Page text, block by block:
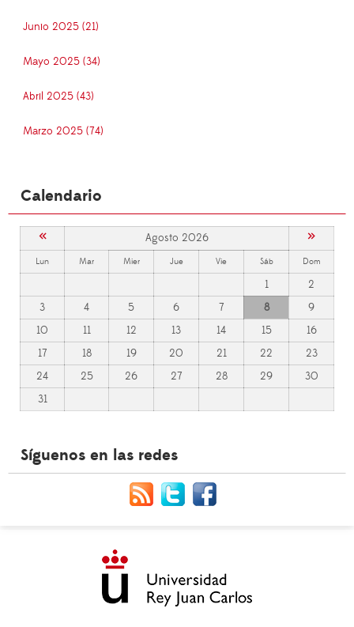
Junio 2025 (21)
Mayo 2025 (34)
Abril 2025 (43)
Marzo 2025 (74)
Calendario
« Agosto 2026 »
Lun Mar Mier Jue Vie Sáb Dom
1
2
3
4 5 6 7 8
9
10
11 12 13 14 15
16
17
18 19 20 21 22
23
24
25 26 27 28 29
30
31
Síguenos en las redes